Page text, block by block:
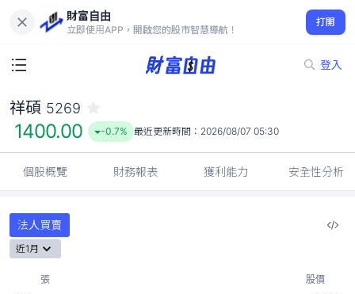
財富自由
立即使用APP，開啟您的股市智慧導航！
打開
登入
1400.00
-0.7%
祥碩 5269
1400.00 -0.7% 最近更新時間： 2026/08/07 05:30
個股概覽 財務報表 獲利能力 安全性分析
法人買賣
近1月